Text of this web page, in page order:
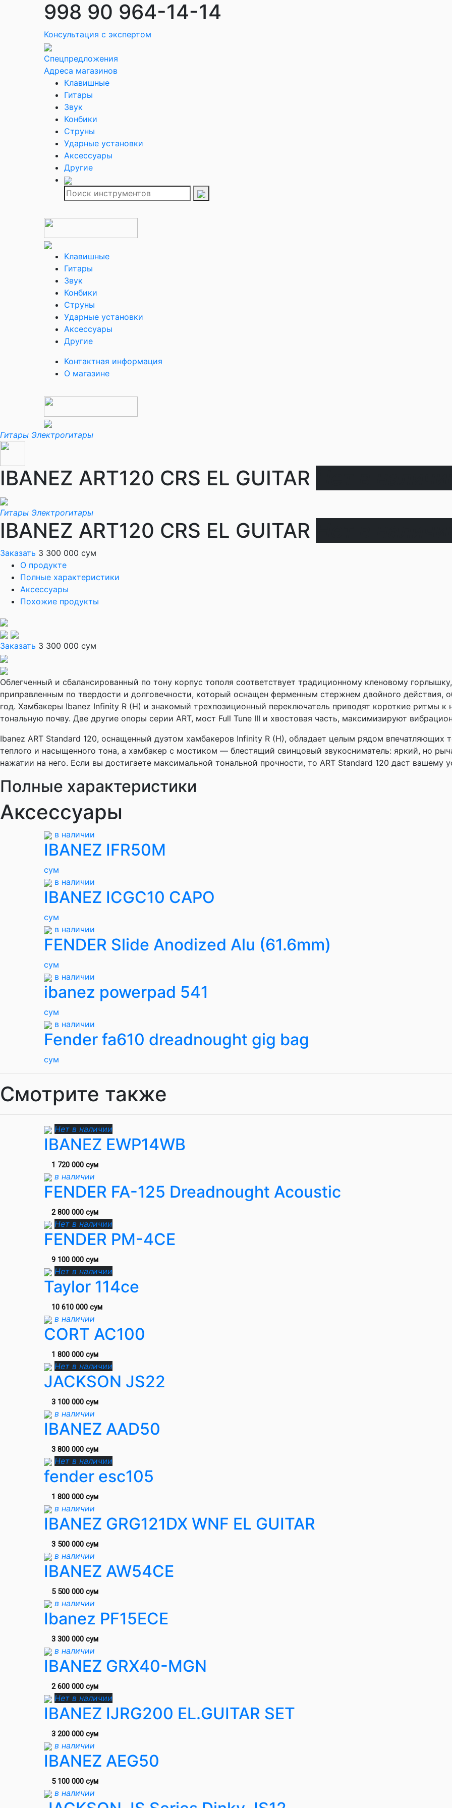
998 90 964-14-14
Консультация с экспертом
Спецпредложения
Адреса магазинов
Клавишные
Гитары
Звук
Конбики
Струны
Ударные установки
Аксессуары
Другие
Клавишные
Гитары
Звук
Конбики
Струны
Ударные установки
Аксессуары
Другие
Контактная информация
О магазине
Гитары Электрогитары
IBANEZ ART120 CRS EL GUITAR
Гитары Электрогитары
IBANEZ ART120 CRS EL GUITAR
Заказать 3 300 000 сум
О продукте
Полные характеристики
Аксессуары
Похожие продукты
Заказать 3 300 000 сум
Облегченный и сбалансированный по тону корпус тополя соответствует традиционному кленовому
приправленным по твердости и долговечности, который оснащен ферменным стержнем двойного действия,
год. Хамбакеры Ibanez Infinity R (H) и знакомый трехпозиционный переключатель приводят короткие ритмы
тональную почву. Две другие опоры серии ART, мост Full Tune III и хвостовая часть, максимизируют
Ibanez ART Standard 120, оснащенный дуэтом хамбакеров Infinity R (H), обладает целым рядом впечатляющих
теплого и насыщенного тона, а хамбакер с мостиком — блестящий свинцовый звукосниматель: яркий, но
нажатии на него. Если вы достигаете максимальной тональной прочности, то ART Standard 120 даст вашему
Полные характеристики
Аксессуары
в наличии
IBANEZ IFR50M
сум
в наличии
IBANEZ ICGC10 CAPO
сум
в наличии
FENDER Slide Anodized Alu (61.6mm)
сум
в наличии
ibanez powerpad 541
сум
в наличии
Fender fa610 dreadnought gig bag
сум
Смотрите также
Нет в наличии
IBANEZ EWP14WB
1 720 000 сум
в наличии
FENDER FA-125 Dreadnought Acoustic
2 800 000 сум
Нет в наличии
FENDER PM-4CE
9 100 000 сум
Нет в наличии
Taylor 114ce
10 610 000 сум
в наличии
CORT AC100
1 800 000 сум
Нет в наличии
JACKSON JS22
3 100 000 сум
в наличии
IBANEZ AAD50
3 800 000 сум
Нет в наличии
fender esc105
1 800 000 сум
в наличии
IBANEZ GRG121DX WNF EL GUITAR
3 500 000 сум
в наличии
IBANEZ AW54CE
5 500 000 сум
в наличии
Ibanez PF15ECE
3 300 000 сум
в наличии
IBANEZ GRX40-MGN
2 600 000 сум
Нет в наличии
IBANEZ IJRG200 EL.GUITAR SET
3 200 000 сум
в наличии
IBANEZ AEG50
5 100 000 сум
в наличии